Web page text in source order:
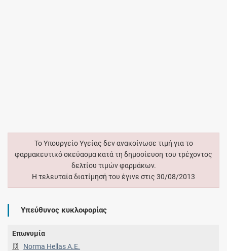
Το Υπουργείο Υγείας δεν ανακοίνωσε τιμή για το
φαρμακευτικό σκεύασμα κατά τη δημοσίευση του τρέχοντος
δελτίου τιμών φαρμάκων.
Η τελευταία διατίμησή του έγινε στις 30/08/2013
Υπεύθυνος κυκλοφορίας
Επωνυμία
Norma Hellas A.E.